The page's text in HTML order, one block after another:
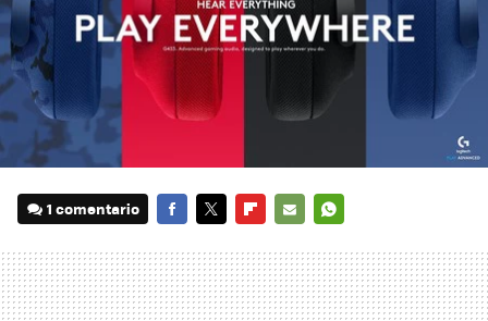
1 comentario
MAIL